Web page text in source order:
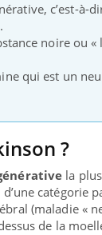
c’est-à-
noire ou
qui est un
?
la
catégorie
(maladie «
de la